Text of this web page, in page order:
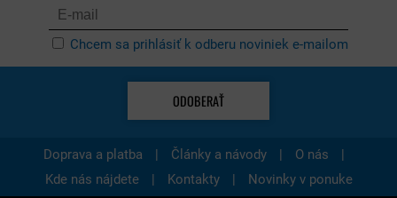
Chcem sa prihlásiť k odberu noviniek e-mailom
ODOBERAŤ
Doprava a platba | Články a návody | O nás
|
Kde nás nájdete
| Kontakty | Novinky v ponuke